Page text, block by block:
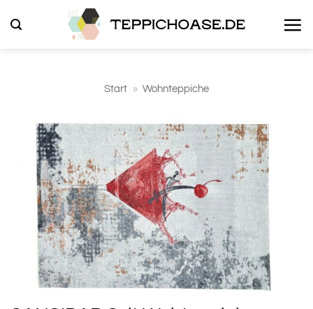
Inhalt
Start » Wohnteppiche